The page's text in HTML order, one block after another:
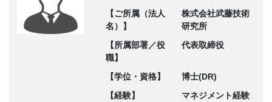
【ご所属（法人
名）】
株式会社武藤技術
研究所
【所属部署／役
職】
代表取締役
【学位・資格】
博士(DR)
【経験】
マネジメント経験